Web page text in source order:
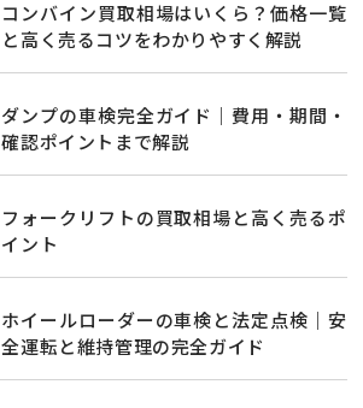
コンバイン買取相場はいくら？価格一覧
と高く売るコツをわかりやすく解説
ダンプの車検完全ガイド｜費用・期間・
確認ポイントまで解説
フォークリフトの買取相場と高く売るポ
イント
ホイールローダーの車検と法定点検｜安
全運転と維持管理の完全ガイド